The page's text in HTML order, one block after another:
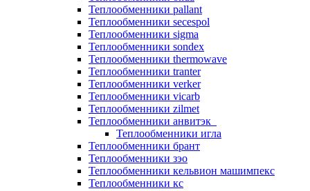
Теплообменники pallant
Теплообменники secespol
Теплообменники sigma
Теплообменники sondex
Теплообменники thermowave
Теплообменники tranter
Теплообменники verker
Теплообменники vicarb
Теплообменники zilmet
Теплообменники анвитэк
Теплообменники игла
Теплообменники брант
Теплообменники зэо
Теплообменники кельвион машимпекс
Теплообменники кс